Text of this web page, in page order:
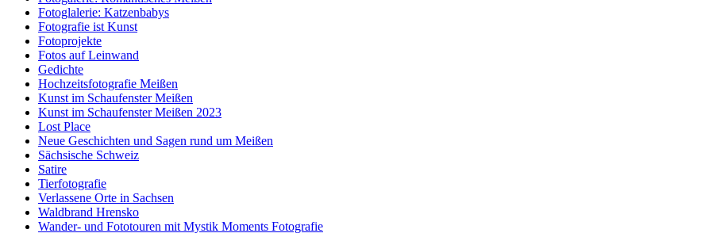
Fotoglalerie: Katzenbabys
Fotografie ist Kunst
Fotoprojekte
Fotos auf Leinwand
Gedichte
Hochzeitsfotografie Meißen
Kunst im Schaufenster Meißen
Kunst im Schaufenster Meißen 2023
Lost Place
Neue Geschichten und Sagen rund um Meißen
Sächsische Schweiz
Satire
Tierfotografie
Verlassene Orte in Sachsen
Waldbrand Hrensko
Wander- und Fototouren mit Mystik Moments Fotografie